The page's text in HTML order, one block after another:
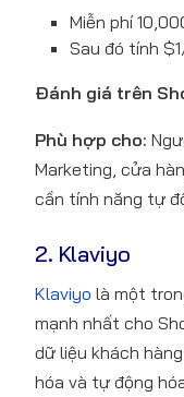
Miễn phí
Sau đó tính
Đánh giá trên
Phù hợp cho:
Marketing, cửa
cần tính năng tự
2. Klaviyo
Klaviyo là một
mạnh nhất cho
dữ liệu khách
hóa và tự động